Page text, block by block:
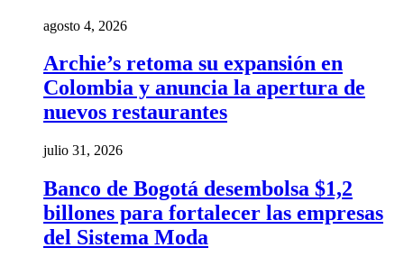
agosto 4, 2026
Archie’s retoma su expansión en
Colombia y anuncia la apertura de
nuevos restaurantes
julio 31, 2026
Banco de Bogotá desembolsa $1,2
billones para fortalecer las empresas
del Sistema Moda